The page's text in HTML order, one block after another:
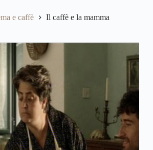
e caffè Il caffè e la mamma